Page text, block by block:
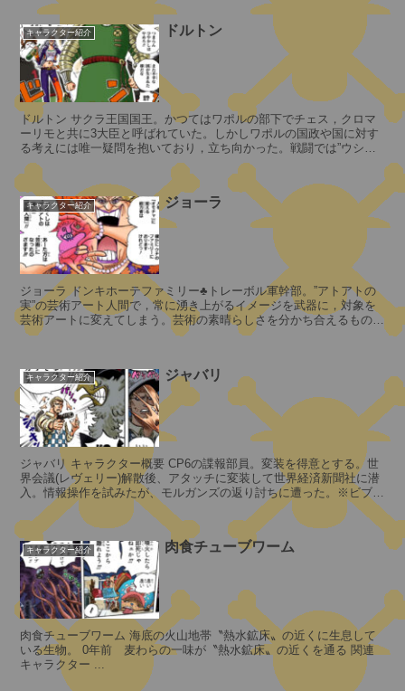
ト
ッ
プ
マ
ン
ウ
ォ
ー
キ
ュ
リ
ー
聖
イ
ー
ザ
ン
バ
ロ
V
・
ナ
ス
寿
郎
聖
2
キャラクター紹介 ドルトン
ドルトン サクラ王国国王。かつてはワポルの部下でチェス，クロマ
ーリモと共に3大臣と呼ばれていた。しかしワポルの国政や国に対す
る考えには唯一疑問を抱いており，立ち向かった。戦闘では”ウシウ
シの実”の能力で、野生...
キャラクター紹介 ジョーラ
ジョーラ ドンキホーテファミリー♣トレーボル軍幹部。”アトアトの
実”の芸術アート人間で，常に湧き上がるイメージを武器に，対象を
芸術アートに変えてしまう。芸術の素晴らしさを分かち合えるものに
対しては，例え...
キャラクター紹介 ジャバリ
ジャバリ キャラクター概要 CP6の諜報部員。変装を得意とする。世
界会議(レヴェリー)解散後、アタッチに変装して世界経済新聞社に潜
入。情報操作を試みたが、モルガンズの返り討ちに遭った。※ビブル
カードパック「〝未来島〟エ...
キャラクター紹介 肉食チューブワーム
肉食チューブワーム 海底の火山地帯〝熱水鉱床〟の近くに生息して
いる生物。 0年前 麦わらの一味が〝熱水鉱床〟の近くを通る 関連
キャラクター ...